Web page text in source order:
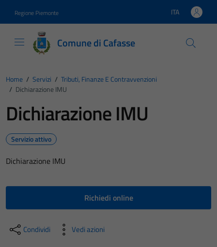
Regione Piemonte Lingua attiva:
ITA
Comune di Cafasse
Home / Servizi / Tributi, Finanze E Contravvenzioni
/ Dichiarazione IMU
Dichiarazione IMU
Servizio attivo
Dichiarazione IMU
Richiedi online
Condividi Vedi azioni